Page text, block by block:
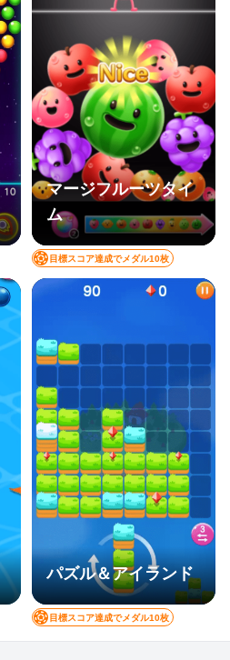
マージフルーツタイ
ム
目標スコア達成でメダル10枚
パズル＆アイランド
目標スコア達成でメダル10枚